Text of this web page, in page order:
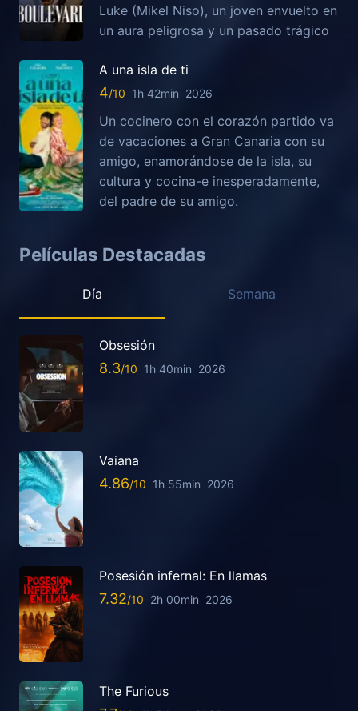
Luke (Mikel Niso), un joven envuelto en
un aura peligrosa y un pasado trágico
A una isla de ti
4 1h 42min 2026
Un cocinero con el corazón partido va
de vacaciones a Gran Canaria con su
amigo, enamorándose de la isla, su
cultura y cocina-e inesperadamente,
del padre de su amigo.
Películas Destacadas
Día Semana
Obsesión
8.3 1h 40min 2026
Vaiana
4.86 1h 55min 2026
Posesión infernal: En llamas
7.32 2h 00min 2026
The Furious